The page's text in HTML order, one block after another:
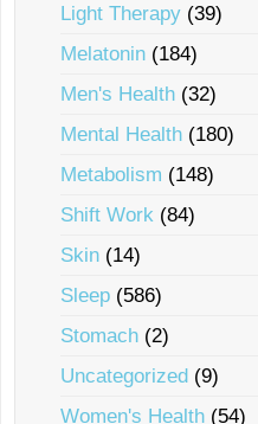
Light Therapy (39)
Melatonin (184)
Men's Health (32)
Mental Health (180)
Metabolism (148)
Shift Work (84)
Skin (14)
Sleep (586)
Stomach (2)
Uncategorized (9)
Women's Health (54)